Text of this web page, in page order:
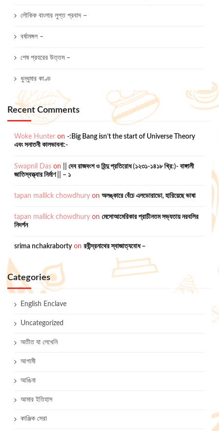
লৌকিক বাংলার লুপ্ত প্রবাদ –
বর্ষামঙ্গল –
শেষ প্রহরের উত্তম –
ধুন্ধুমার কাণ্ড
Recent Comments
Woke Hunter on -:Big Bang isn’t the start of Universe Theory
এবং সনাতনী কালভাবনা:-
Swapnil Das on
|| দেব রাজবংশ ও হিন্দু প্রতিরোধ (১২৩১-১৪১৮ খ্রি:)- বাঙ্গালী
জাতিস্বত্ত্বার নির্মাণ || – ১
tapan mallick chowdhury on অলঙ্কারে বেঁচে এলডোরাডো, হারিয়েছে ভাষা
tapan mallick chowdhury on মেসোআমেরিকার প্রাচীনতম সভ্যতায় নরবলির
নিদর্শন
srima nchakraborty on রবীন্দ্রনাথের স্বাজাত্যবোধ –
Categories
English Enclave
Uncategorized
অতীত যা লেখেনি
আগামী
আঙিনা
আমার ইতিহাস
কাঞ্জিক সেরা